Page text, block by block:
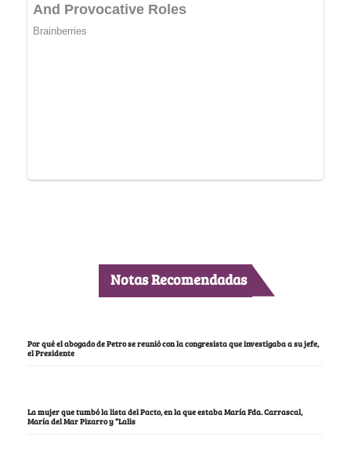
Notas Recomendadas
Por qué el abogado de Petro se reunió con la congresista que investigaba a su jefe,
el Presidente
La mujer que tumbó la lista del Pacto, en la que estaba María Fda. Carrascal,
María del Mar Pizarro y “Lalis